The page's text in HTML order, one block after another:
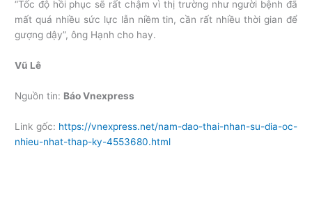
“Tốc độ hồi phục sẽ rất chậm vì thị trường như người bệnh đã
mất quá nhiều sức lực lẫn niềm tin, cần rất nhiều thời gian để
gượng dậy”, ông Hạnh cho hay.
Vũ Lê
Nguồn tin: Báo Vnexpress
Link gốc: https://vnexpress.net/nam-dao-thai-nhan-su-dia-oc-
nhieu-nhat-thap-ky-4553680.html